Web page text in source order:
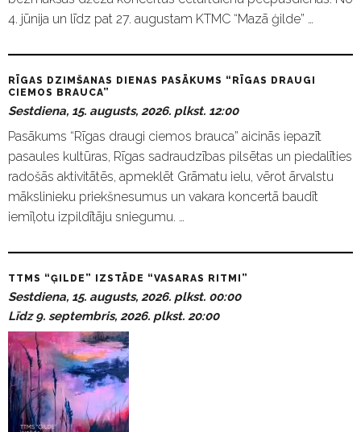
4. jūnija un līdz pat 27. augustam KTMC “Mazā ģilde” …
RĪGAS DZIMŠANAS DIENAS PASĀKUMS “RĪGAS DRAUGI
CIEMOS BRAUCA”
Sestdiena, 15. augusts, 2026. plkst. 12:00
Pasākums “Rīgas draugi ciemos brauca” aicinās iepazīt
pasaules kultūras, Rīgas sadraudzības pilsētas un piedalīties
radošās aktivitātēs, apmeklēt Grāmatu ielu, vērot ārvalstu
mākslinieku priekšnesumus un vakara koncertā baudīt
iemīļotu izpildītāju sniegumu. …
TTMS “ĢILDE” IZSTĀDE “VASARAS RITMI”
Sestdiena, 15. augusts, 2026. plkst. 00:00
Līdz 9. septembris, 2026. plkst. 20:00